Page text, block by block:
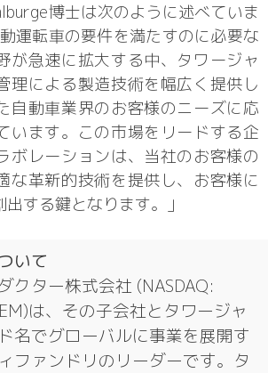
博士は次のように述べていま
運転車の要件を満たすのに必要な
が急速に拡大する中、タワージャ
理による製造技術を幅広く提供し
自動車業界のお客様のニーズに応
います。この市場をリードする企
ボレーションは、当社のお客様の
な革新的技術を提供し、お客様に
する鍵となります。」
いて
クター株式会社 (NASDAQ:
は、その子会社とタワージャ
名でグローバルに事業を展開す
ファンドリのリーダーです。タ